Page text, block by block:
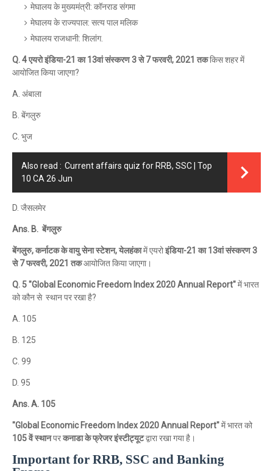
मेघालय के मुख्यमंत्री: कॉनराड संगमा
मेघालय के राज्यपाल: सत्य पाल मलिक
मेघालय राजधानी: शिलांग.
Q. 4 एयरो इंडिया-21 का 13वां संस्करण 3 से 7 फरवरी, 2021 तककिस शहर में
आयोजित किया जाएगा?
A. अंबाला
B. बेंगलुरु
C. भुज
Also read : Current affairs quiz for RRB, SSC | Top
10 CA 26 Jun
D. जैसलमेर
Ans. B. बेंगलुरु
बेंगलुरु, कर्नाटक के वायु सेना स्टेशन, येलहंकामें एयरोइंडिया-21 का 13वां संस्करण 3
से 7 फरवरी, 2021 तकआयोजित किया जाएगा।
Q. 5 "Global Economic Freedom Index 2020 Annual Report"में भारत
को कौन से स्थान पर रखा है?
A. 105
B. 125
C. 99
D. 95
Ans. A. 105
"Global Economic Freedom Index 2020 Annual Report"में भारत को
105 वें स्थानपरकनाडा के फ्रेजर इंस्टीट्यूटद्वारा रखा गया है।
Important for RRB, SSC and Banking